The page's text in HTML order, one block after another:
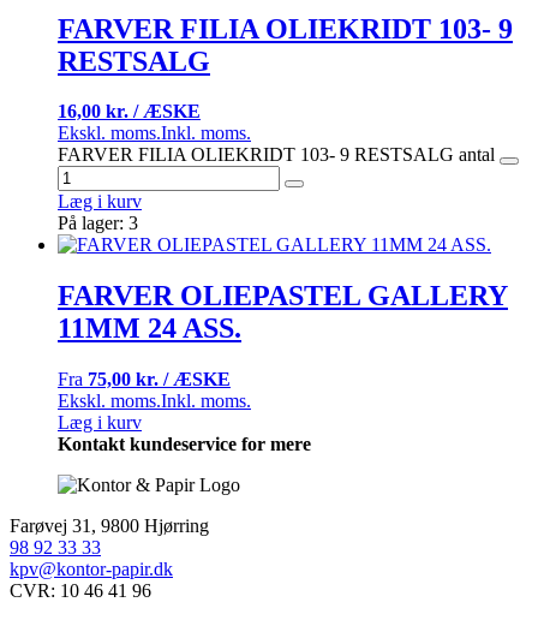
FARVER FILIA OLIEKRIDT 103- 9
RESTSALG
16,00 kr. / ÆSKE
Ekskl. moms.Inkl. moms.
FARVER FILIA OLIEKRIDT 103- 9 RESTSALG antal
Læg i kurv
På lager: 3
FARVER OLIEPASTEL GALLERY
11MM 24 ASS.
Fra 75,00 kr. / ÆSKE
Ekskl. moms.Inkl. moms.
Læg i kurv
Kontakt kundeservice for mere
Farøvej 31, 9800 Hjørring
98 92 33 33
kpv@kontor-papir.dk
CVR: 10 46 41 96